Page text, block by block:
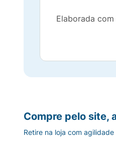
Elaborada
Compre pelo site,
Retire na loja com